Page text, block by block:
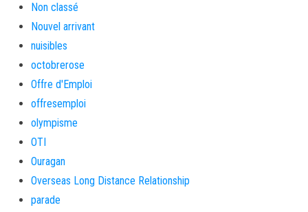
Non classé
Nouvel arrivant
nuisibles
octobrerose
Offre d'Emploi
offresemploi
olympisme
OTI
Ouragan
Overseas Long Distance Relationship
parade